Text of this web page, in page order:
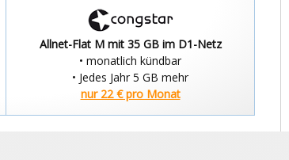
Allnet-Flat M mit 35 GB im D1-Netz
• monatlich kündbar
• Jedes Jahr 5 GB mehr
nur 22 € pro Monat